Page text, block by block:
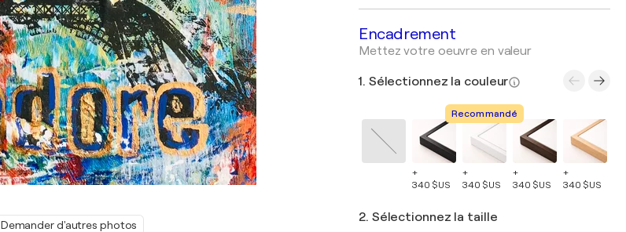
Demander d'autres photos
Encadrement
Mettez votre oeuvre en valeur
1. Sélectionnez la couleur
+
340 $US
Recommandé
+
340 $US
+
340 $US
+
340 $US
2. Sélectionnez la taille